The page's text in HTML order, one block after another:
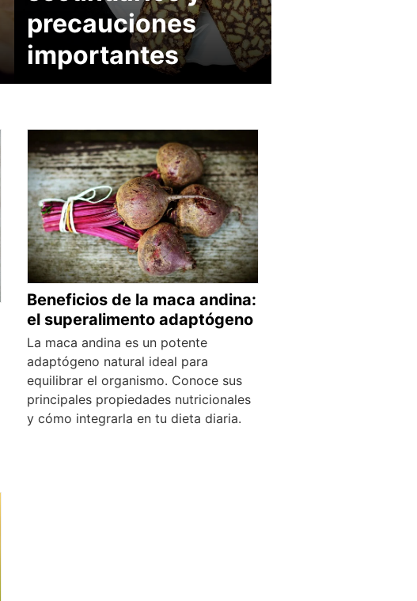
precauciones
importantes
Beneficios de la maca andina:
el superalimento adaptógeno
La maca andina es un potente
adaptógeno natural ideal para
equilibrar el organismo. Conoce sus
principales propiedades nutricionales
y cómo integrarla en tu dieta diaria.